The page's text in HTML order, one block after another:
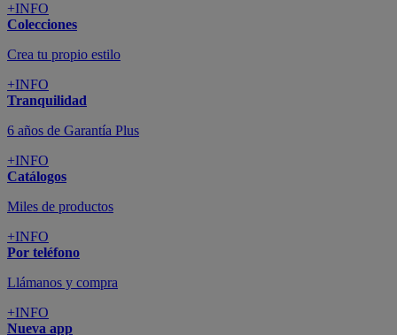
+INFO
Colecciones
Crea tu propio estilo
+INFO
Tranquilidad
6 años de Garantía Plus
+INFO
Catálogos
Miles de productos
+INFO
Por teléfono
Llámanos y compra
+INFO
Nueva app